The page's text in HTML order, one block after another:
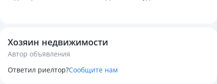
Хозяин недвижимости
Автор объявления
Ответил риелтор?Сообщите нам